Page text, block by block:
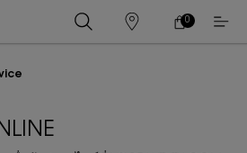
ร้าน
ค้า
ตะกร้า
0
0 PRODUCT IN